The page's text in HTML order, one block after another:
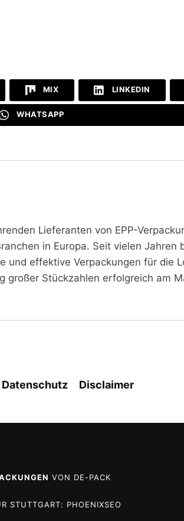
MIX LINKEDIN
WHATSAPP
Lieferanten von EPP-
in Europa. Seit vielen Jahren
und effektive Verpackungen für die
großer Stückzahlen erfolgreich am
Datenschutz Disclaimer
VON DE-PACK
STUTTGART: PHOENIXSEO